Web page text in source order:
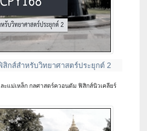
สิกส์สำหรับวิทยาศาสตร์ประยุกต์ 2
แม่เหล็ก กลศาสตร์ควอนตัม ฟิสิกส์นิวเคลียร์